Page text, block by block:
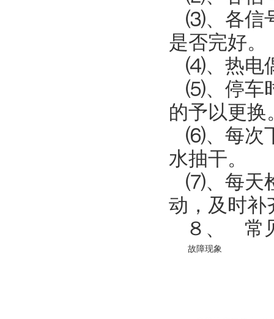
⑶、各信
是否完好。
⑷、热电
⑸、停车
的予以更换
⑹、每次
水抽干。
⑺、每天
动，及时补
８、 常
故障现象